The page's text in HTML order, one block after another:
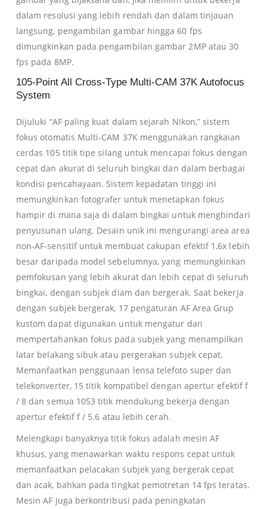
dalam resolusi yang lebih rendah dan dalam tinjauan
langsung, pengambilan gambar hingga 60 fps
dimungkinkan pada pengambilan gambar 2MP atau 30
fps pada 8MP.
105-Point All Cross-Type Multi-CAM 37K Autofocus
System
Dijuluki “AF paling kuat dalam sejarah Nikon,” sistem
fokus otomatis Multi-CAM 37K menggunakan rangkaian
cerdas 105 titik tipe silang untuk mencapai fokus dengan
cepat dan akurat di seluruh bingkai dan dalam berbagai
kondisi pencahayaan. Sistem kepadatan tinggi ini
memungkinkan fotografer untuk menetapkan fokus
hampir di mana saja di dalam bingkai untuk menghindari
penyusunan ulang. Desain unik ini mengurangi area area
non-AF-sensitif untuk membuat cakupan efektif 1,6x lebih
besar daripada model sebelumnya, yang memungkinkan
pemfokusan yang lebih akurat dan lebih cepat di seluruh
bingkai, dengan subjek diam dan bergerak. Saat bekerja
dengan subjek bergerak, 17 pengaturan AF Area Grup
kustom dapat digunakan untuk mengatur dan
mempertahankan fokus pada subjek yang menampilkan
latar belakang sibuk atau pergerakan subjek cepat.
Memanfaatkan penggunaan lensa telefoto super dan
telekonverter, 15 titik kompatibel dengan apertur efektif f
/ 8 dan semua 1053 titik mendukung bekerja dengan
apertur efektif f / 5.6 atau lebih cerah.
Melengkapi banyaknya titik fokus adalah mesin AF
khusus, yang menawarkan waktu respons cepat untuk
memanfaatkan pelacakan subjek yang bergerak cepat
dan acak, bahkan pada tingkat pemotretan 14 fps teratas.
Mesin AF juga berkontribusi pada peningkatan